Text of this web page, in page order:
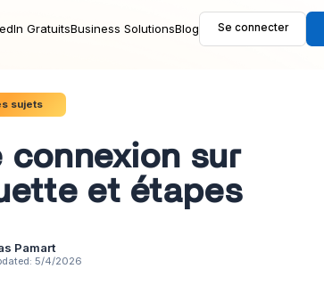
GratuitsBusiness SolutionsBlog Se connecter
sujets
connexion sur
et étapes
Pamart
5/4/2026